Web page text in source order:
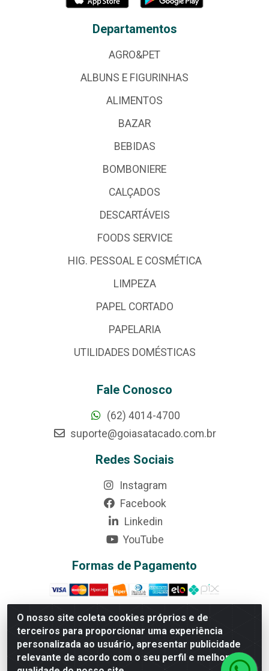
O nosso site coleta cookies próprios e de
terceiros para proporcionar uma experiência
personalizada ao usuário, apresentar publicidade
relevante de acordo com o seu perfil e melhorar a
Departamentos
AGRO&PET
ALBUNS E FIGURINHAS
ALIMENTOS
BAZAR
BEBIDAS
BOMBONIERE
CALÇADOS
DESCARTÁVEIS
FOODS SERVICE
HIG. PESSOAL E COSMÉTICA
LIMPEZA
PAPEL CORTADO
PAPELARIA
UTILIDADES DOMÉSTICAS
Fale Conosco
(62) 4014-4700
suporte@goiasatacado.com.br
Redes Sociais
Instagram
Facebook
Linkedin
YouTube
Formas de Pagamento
Rede Brasil - Avenida Universitária, nº 3860, Jardim das
Américas II Etapa - Anápolis/GO - CEP 75070-415 -
CNPJ 07.728.073/0002-24